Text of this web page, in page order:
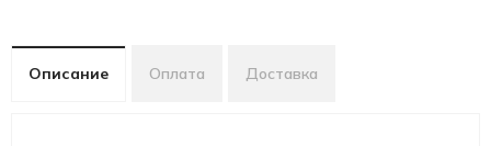
Описание Оплата Доставка